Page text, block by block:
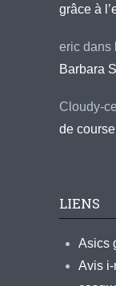
grâce à
eric dans
Barbara
Cloudy-
de
LIENS
Asics
Avis i-